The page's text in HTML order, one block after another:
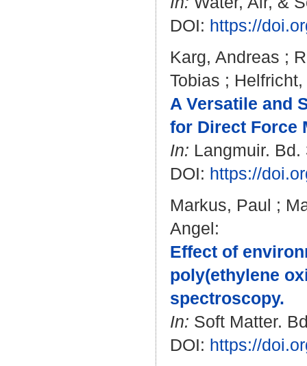
DOI: https://
Karg, Andreas ;
Tobias ;
A Versatile and
for Direct Force
In: Langmuir.
DOI: https://
Markus, Paul ;
Angel:
Effect of
poly(ethylene
spectroscopy.
In: Soft Matter.
DOI: https://